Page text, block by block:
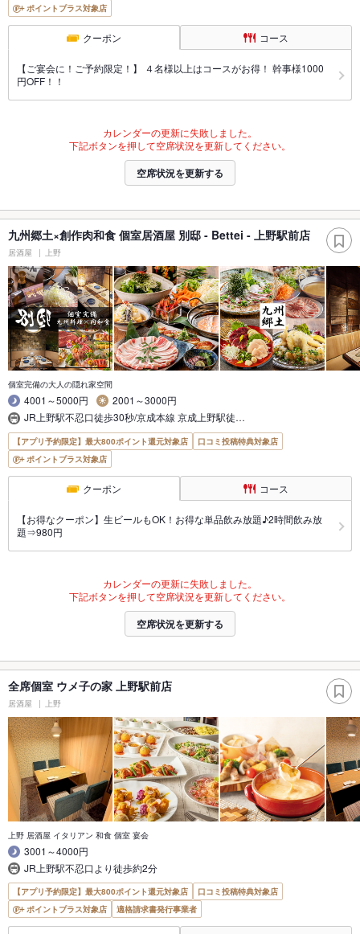
ポイントプラス対象店
クーポン コース
【ご宴会に！ご予約限定！】 ４名様以上はコースがお得！ 幹事様1000
円OFF！！
カレンダーの更新に失敗しました。
下記ボタンを押して空席状況を更新してください。
空席状況を更新する
九州郷土×創作肉和食 個室居酒屋 別邸 - Bettei - 上野駅前店
居酒屋 上野
個室完備の大人の隠れ家空間
4001～5000円
2001～3000円
JR上野駅不忍口徒歩30秒/京成本線 京成上野駅徒…
【アプリ予約限定】最大800ポイント還元対象店
口コミ投稿特典対象店
ポイントプラス対象店
クーポン コース
【お得なクーポン】生ビールもOK！お得な単品飲み放題♪2時間飲み放
題⇒980円
カレンダーの更新に失敗しました。
下記ボタンを押して空席状況を更新してください。
空席状況を更新する
全席個室 ウメ子の家 上野駅前店
居酒屋 上野
上野 居酒屋 イタリアン 和食 個室 宴会
3001～4000円
JR上野駅不忍口より徒歩約2分
【アプリ予約限定】最大800ポイント還元対象店
口コミ投稿特典対象店
ポイントプラス対象店
適格請求書発行事業者